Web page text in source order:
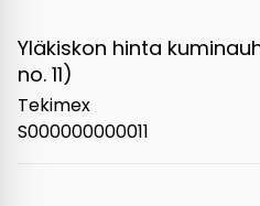
Yläkiskon hinta
no. 11)
Tekimex
S000000000011